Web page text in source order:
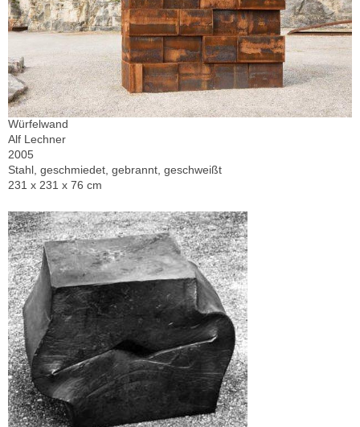
Würfelwand
Alf Lechner
2005
Stahl, geschmiedet, gebrannt, geschweißt
231 x 231 x 76 cm